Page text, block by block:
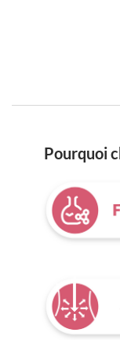
Pourquoi